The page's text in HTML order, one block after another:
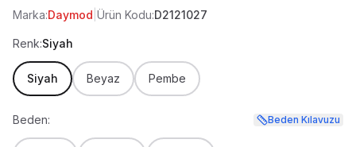
Marka:Daymod Ürün Kodu:D2121027
Renk:Siyah
Siyah Beyaz Pembe
Beden: Beden Kılavuzu